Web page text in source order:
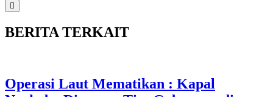
BERITA TERKAIT
Operasi Laut Mematikan : Kapal